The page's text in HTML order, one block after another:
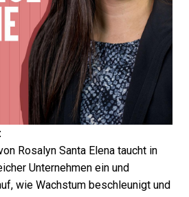
Rosalyn Santa Elena taucht in
Unternehmen ein und
wie Wachstum beschleunigt und